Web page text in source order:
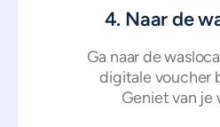
4. Naar de
Ga naar de
digitale voucher
Geniet van je